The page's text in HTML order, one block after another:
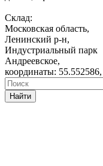
Склад:
Московская область,
Ленинский р-н,
Индустриальный парк
Андреевское,
координаты:
Найти